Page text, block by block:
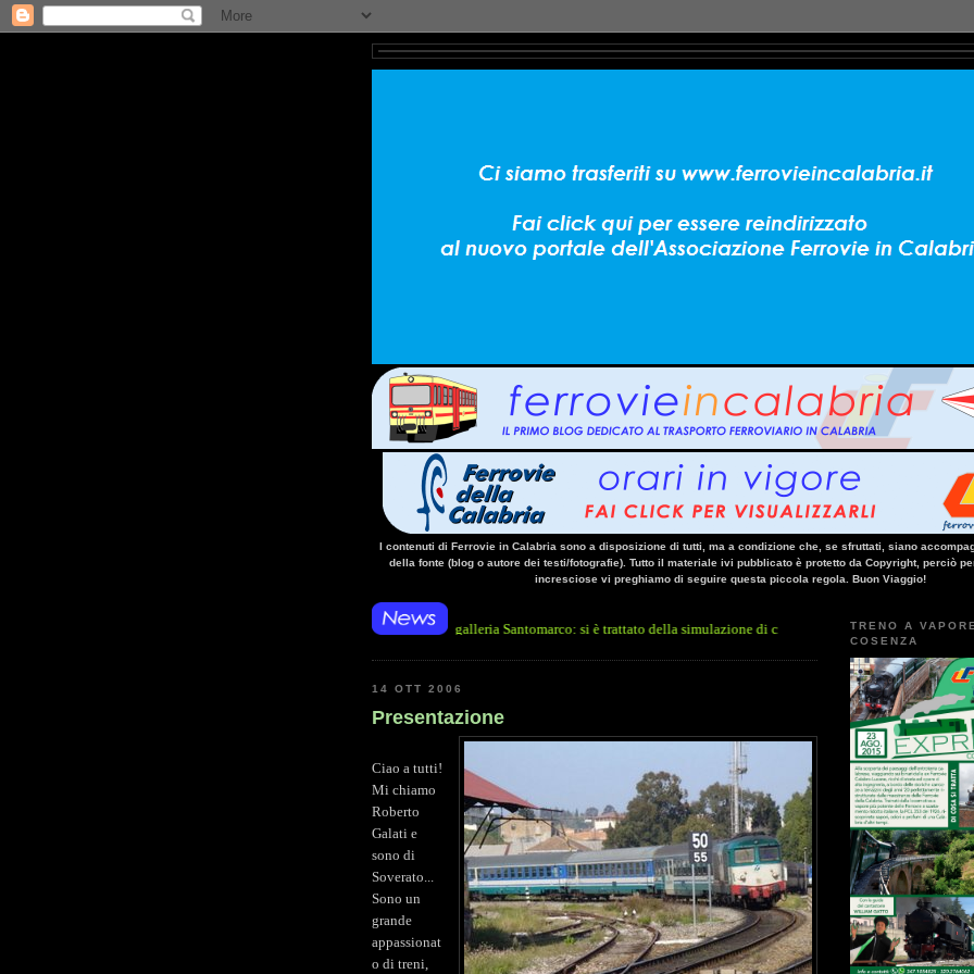
I contenuti di Ferrovie in Calabria sono a disposizione di tutti, ma a condizione che, se sfruttati, siano
della fonte (blog o autore dei testi/fotografie). Tutto il materiale ivi pubblicato è protetto da Copyright, perciò
incresciose vi preghiamo di seguire questa piccola regola. Buon Viaggio!
linea Paola - Cosenza, causa l'arresto improvviso di un treno nella galleria Santomarco: si è trattato della simulazione di criticità, tenutasi stanotte all'interno della
14 OTT 2006
Presentazione
Ciao a tutti!
Mi chiamo
Roberto
Galati e
sono di
Soverato...
Sono un
grande
appassionat
o di treni,
TRENO A
COSENZA